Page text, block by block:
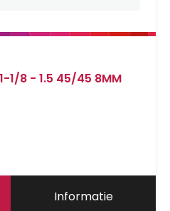
1-1/8 - 1.5 45/45 8MM
Informatie